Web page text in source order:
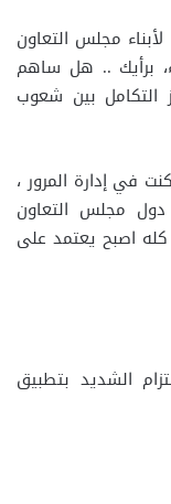
مجلس التعاون
برأيك .. هل ساهم
التكامل بين شعوب
في إدارة المرور ،
مجلس التعاون
اصبح يعتمد على
الشديد بتطبيق